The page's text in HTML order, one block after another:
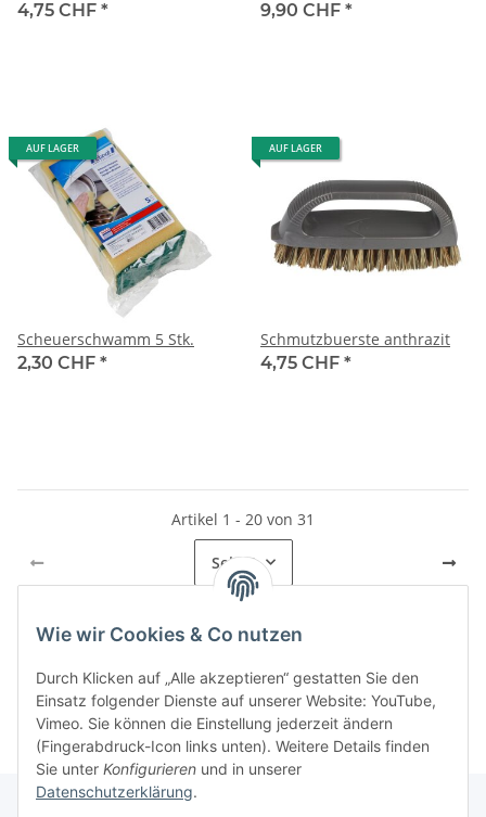
4,75 CHF *
9,90 CHF *
AUF LAGER
Scheuerschwamm 5 Stk.
2,30 CHF *
AUF LAGER
Schmutzbuerste anthrazit
4,75 CHF *
Artikel 1 - 20 von 31
Seite1
Kategorien
Wie wir Cookies & Co nutzen
Durch Klicken auf „Alle akzeptieren“ gestatten Sie den
Einsatz folgender Dienste auf unserer Website: YouTube,
Vimeo. Sie können die Einstellung jederzeit ändern
(Fingerabdruck-Icon links unten). Weitere Details finden
Sie unter Konfigurieren und in unserer
Datenschutzerklärung.